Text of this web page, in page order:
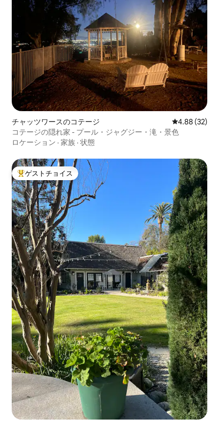
チャッツワースのコテージ レビュー32
4.88 (32)
コテージの隠れ家 - プール・ジャグジー・滝・景色
ロケーション · 家族 · 状態
大好評のゲストチョイスです。
ゲストチョイス